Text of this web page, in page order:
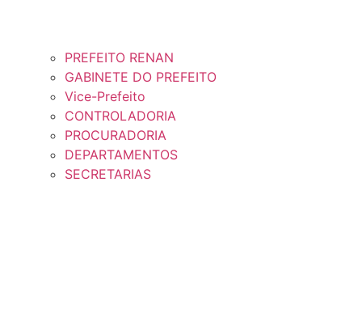
PREFEITO RENAN
GABINETE DO PREFEITO
Vice-Prefeito
CONTROLADORIA
PROCURADORIA
DEPARTAMENTOS
SECRETARIAS